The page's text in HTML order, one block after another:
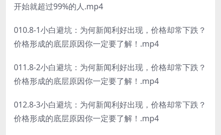
开始就超过99%的人.mp4
010.8-1小白避坑：为何新闻利好出现，价格却常下跌？
价格形成的底层原因你一定要了解！.mp4
011.8-2小白避坑：为何新闻利好出现，价格却常下跌？
价格形成的底层原因你一定要了解！.mp4
012.8-3小白避坑：为何新闻利好出现，价格却常下跌？
价格形成的底层原因你一定要了解！.mp4